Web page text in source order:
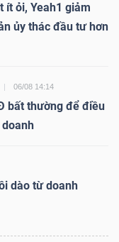
ít ỏi, Yeah1 giảm
ủy thác đầu tư hơn
06/08 14:14
bất thường để điều
dào từ doanh